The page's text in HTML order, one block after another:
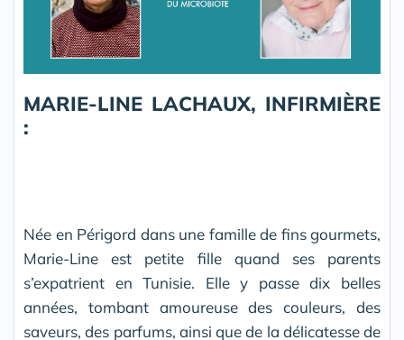
MARIE-LINE LACHAUX, INFIRMIÈRE
:
Née en Périgord dans une famille de fins gourmets,
Marie-Line est petite fille quand ses parents
s’expatrient en Tunisie. Elle y passe dix belles
années, tombant amoureuse des couleurs, des
saveurs, des parfums, ainsi que de la délicatesse de